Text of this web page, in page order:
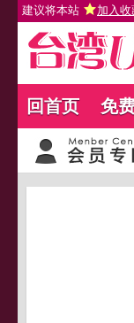
建议将本站 加入收
回首页 免